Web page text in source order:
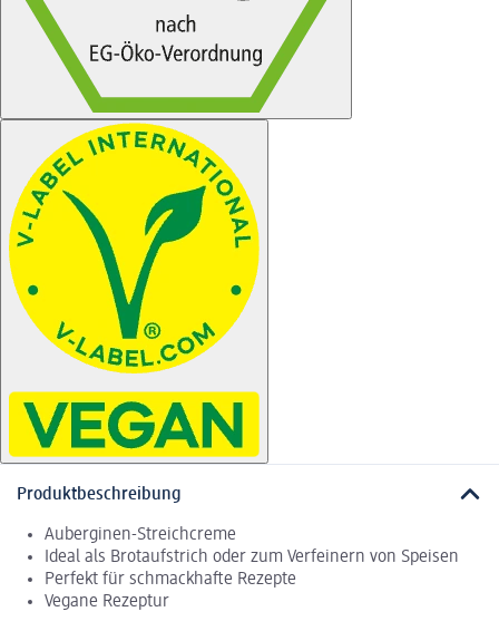
Produktbeschreibung
Auberginen-Streichcreme
Ideal als Brotaufstrich oder zum Verfeinern von Speisen
Perfekt für schmackhafte Rezepte
Vegane Rezeptur